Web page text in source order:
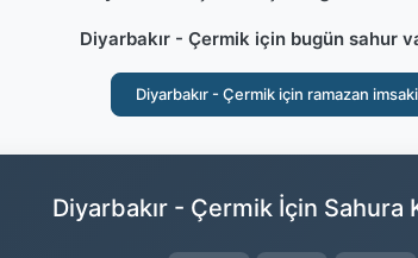
Diyarbakır - Çermik için bugün sahur
Diyarbakır - Çermik için ramazan
Diyarbakır - Çermik İçin Sahura